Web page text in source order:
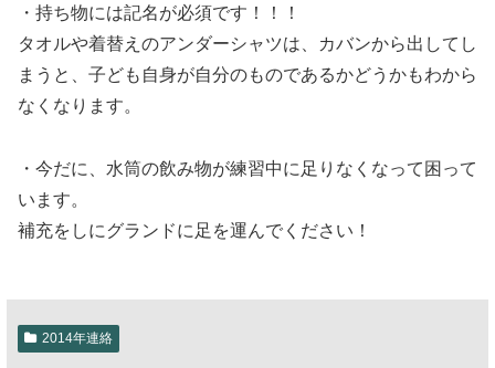
・持ち物には記名が必須です！！！
タオルや着替えのアンダーシャツは、カバンから出してし
まうと、子ども自身が自分のものであるかどうかもわから
なくなります。
・今だに、水筒の飲み物が練習中に足りなくなって困って
います。
補充をしにグランドに足を運んでください！
2014年連絡